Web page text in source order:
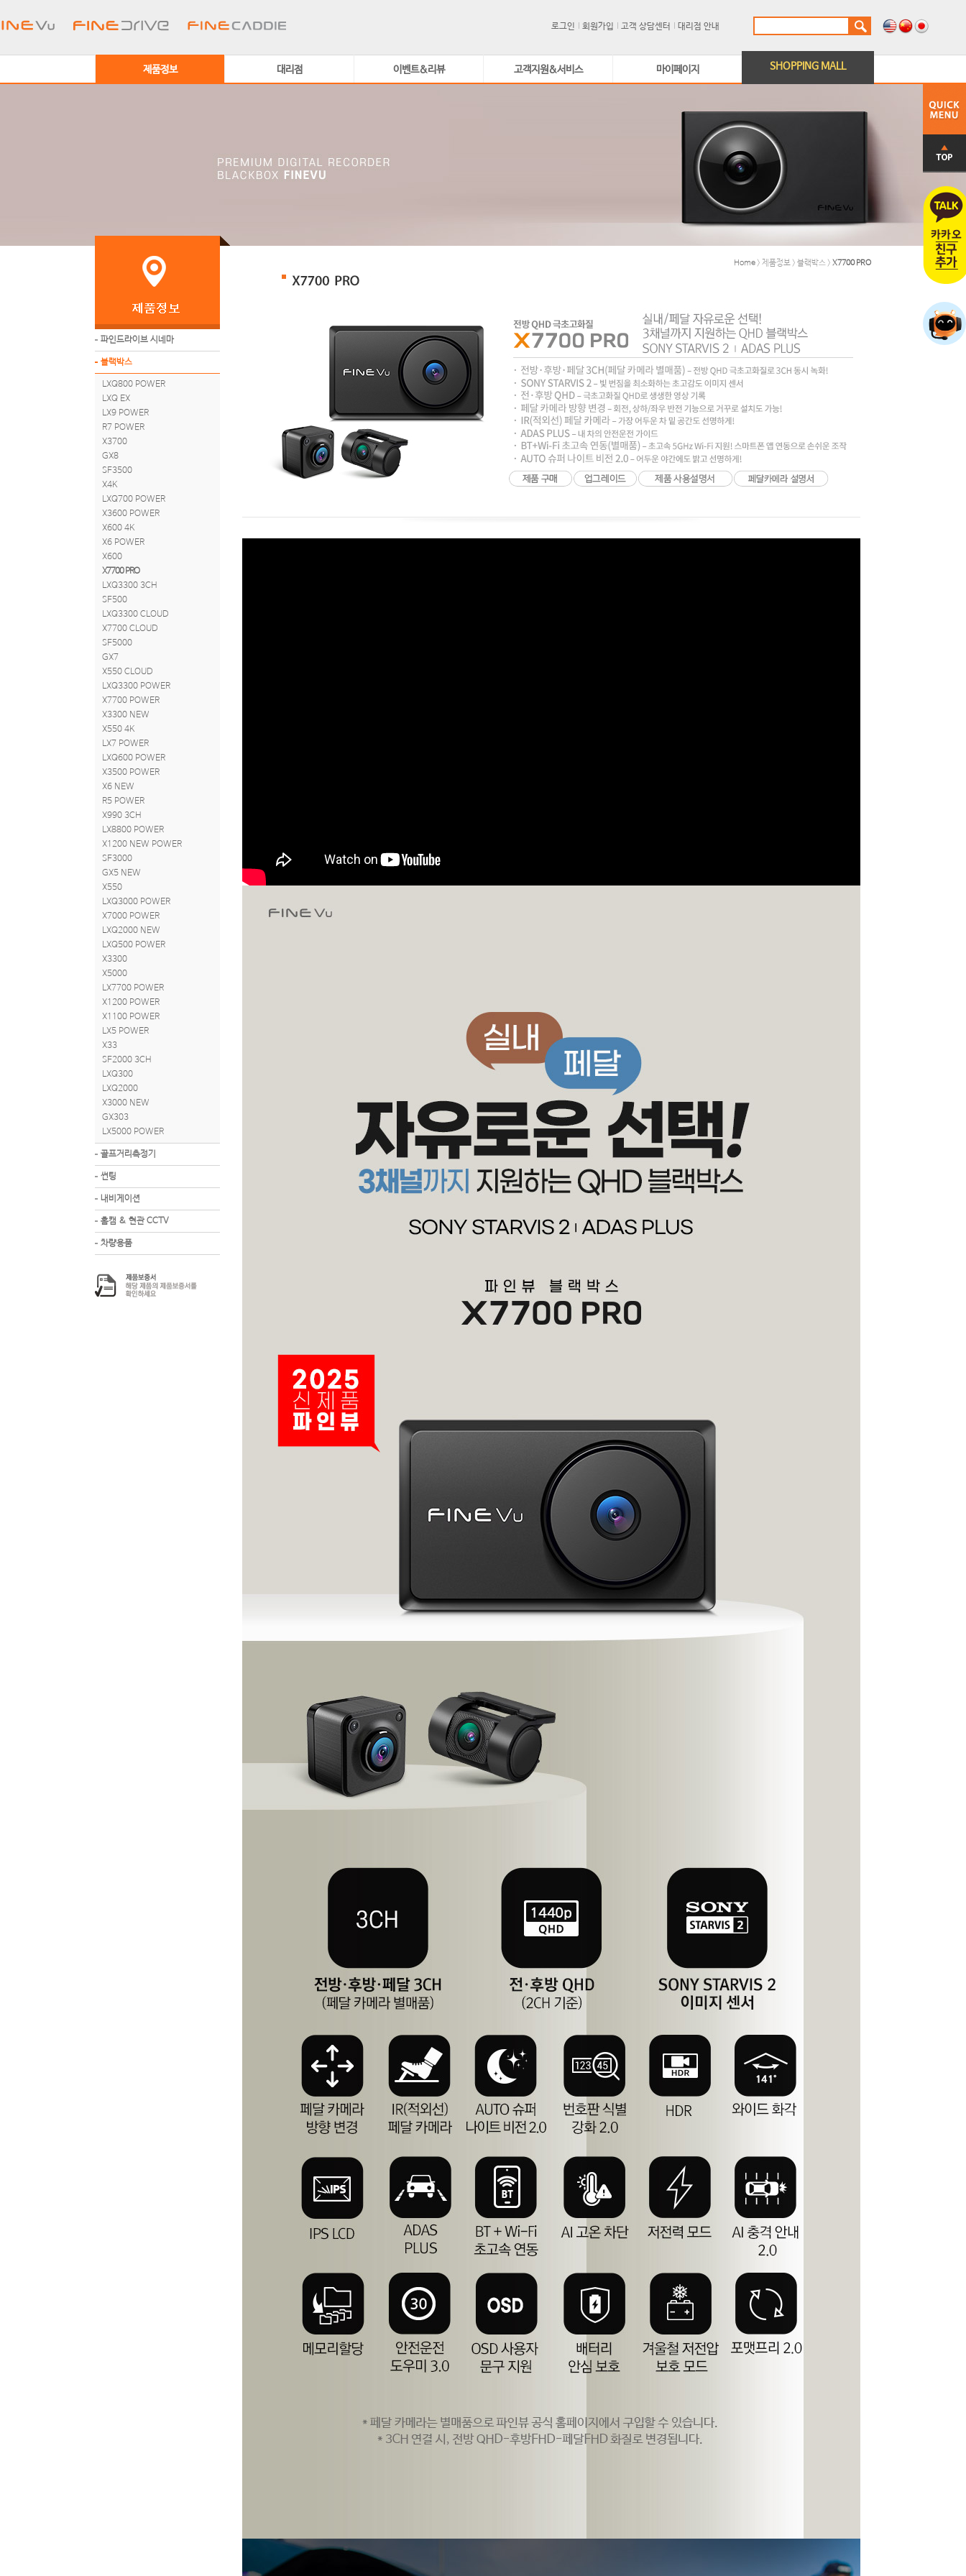
로그인 회원가입 고객 상담센터 대리점 안내
제품정보 대리점 이벤트&리뷰 고객지원&서비스 마이페이지 SHOPPING MALL
파인드라이브 시네마
블랙박스
LXQ800 POWER
LXQ EX
LX9 POWER
R7 POWER
X3700
GX8
SF3500
X4K
LXQ700 POWER
X3600 POWER
X600 4K
X6 POWER
X600
X7700 PRO
LXQ3300 3CH
SF500
LXQ3300 CLOUD
X7700 CLOUD
SF5000
GX7
X550 CLOUD
LXQ3300 POWER
X7700 POWER
X3300 NEW
X550 4K
LX7 POWER
LXQ600 POWER
X3500 POWER
X6 NEW
R5 POWER
X990 3CH
LX8800 POWER
X1200 NEW POWER
SF3000
GX5 NEW
X550
LXQ3000 POWER
X7000 POWER
LXQ2000 NEW
LXQ500 POWER
X3300
X5000
LX7700 POWER
X1200 POWER
X1100 POWER
LX5 POWER
X33
SF2000 3CH
LXQ300
LXQ2000
X3000 NEW
GX303
LX5000 POWER
골프거리측정기
썬팅
내비게이션
홈캠 & 현관 CCTV
차량용품
Home > 제품정보 > 블랙박스 > X7700 PRO